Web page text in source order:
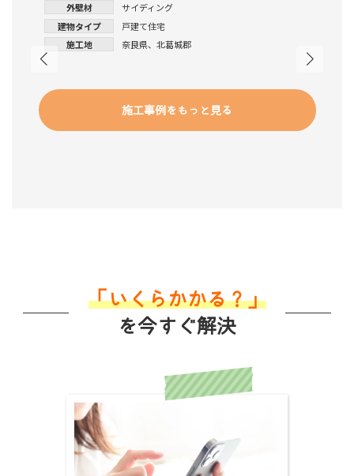
外壁材
サイディング
建物タイプ
戸建て住宅
施工地
奈良県、北葛城郡
施工事例をもっと見る
「いくらかかる？」
を今すぐ解決